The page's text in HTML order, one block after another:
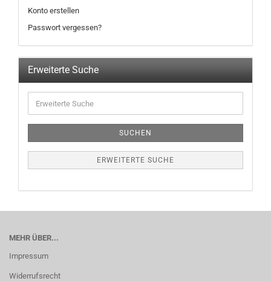
Konto erstellen
Passwort vergessen?
Erweiterte Suche
SUCHEN
ERWEITERTE SUCHE
MEHR ÜBER...
Impressum
Widerrufsrecht